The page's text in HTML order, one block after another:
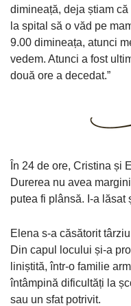
dimineață, deja știam
la spital să o văd pe
9.00 dimineața, atunci
vedem. Atunci a fost
două ore a decedat.”
În 24 de ore, Cristina și
Durerea nu avea
putea fi plânsă. I-a lăsat
Elena s-a căsătorit
Din capul locului și-a
liniștită, într-o familie
întâmpină dificultăți la
sau un sfat potrivit.